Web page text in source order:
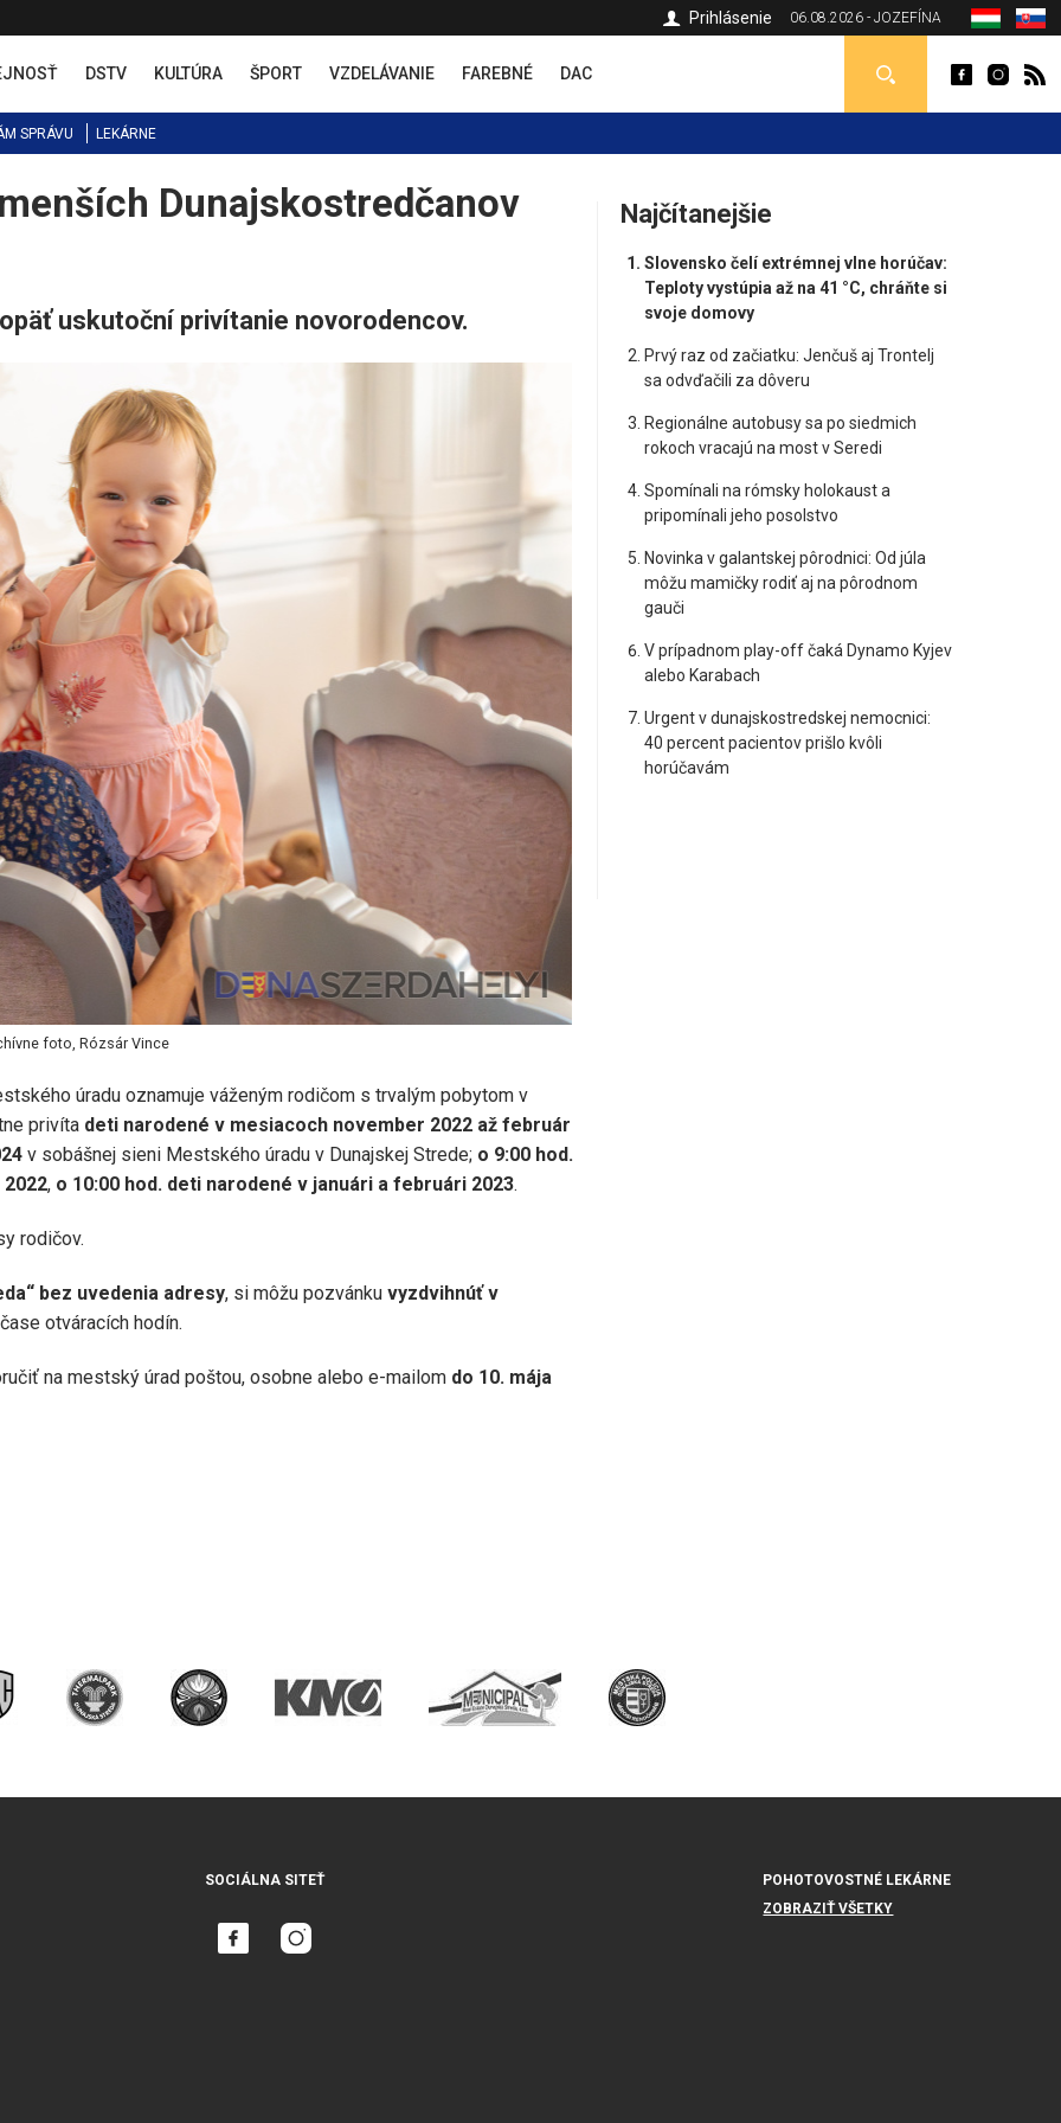
06.08.2026 - JOZEFÍNA
Prihlásenie
DSTV KULTÚRA ŠPORT VZDELÁVANIE FAREBNÉ DAC
SPRÁVU LEKÁRNE
Dunajskostredčanov
uskutoční privítanie novorodencov.
foto, Rózsár Vince
úradu oznamuje váženým rodičom s trvalým pobytom v
privíta deti narodené v mesiacoch november 2022 až február
v sobášnej sieni Mestského úradu v Dunajskej Strede; o 9:00 hod.
, o 10:00 hod. deti narodené v januári a februári 2023.
rodičov.
bez uvedenia adresy, si môžu pozvánku vyzdvihnúť v
otváracích hodín.
na mestský úrad poštou, osobne alebo e-mailom do 10. mája
Najčítanejšie
Slovensko čelí extrémnej vlne horúčav:
Teploty vystúpia až na 41 °C, chráňte si
svoje domovy
Prvý raz od začiatku: Jenčuš aj Trontelj
sa odvďačili za dôveru
Regionálne autobusy sa po siedmich
rokoch vracajú na most v Seredi
Spomínali na rómsky holokaust a
pripomínali jeho posolstvo
Novinka v galantskej pôrodnici: Od júla
môžu mamičky rodiť aj na pôrodnom
gauči
V prípadnom play-off čaká Dynamo Kyjev
alebo Karabach
Urgent v dunajskostredskej nemocnici:
40 percent pacientov prišlo kvôli
horúčavám
SOCIÁLNA SITEŤ
POHOTOVOSTNÉ LEKÁRNE
ZOBRAZIŤ VŠETKY